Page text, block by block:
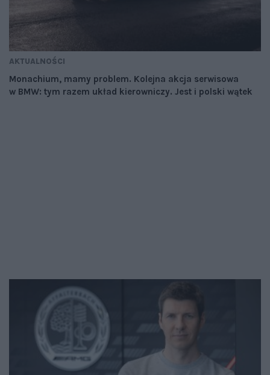
AKTUALNOŚCI
Monachium, mamy problem. Kolejna akcja serwisowa
w BMW: tym razem układ kierowniczy. Jest i polski wątek